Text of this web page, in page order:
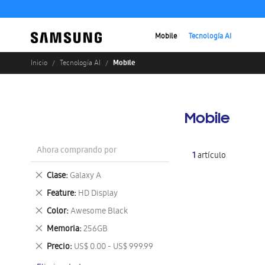
Mobile Tecnología AI
Inicio Tecnología AI Mobile
Mobile
1artículo
Ahora comprando por
Clase Galaxy A
Eliminar
este
artículo
Feature HD Display
Eliminar
este
artículo
Color Awesome Black
Eliminar
este
artículo
Memoria 256GB
Eliminar
este
artículo
Precio US$ 0.00 - US$ 999.99
Eliminar